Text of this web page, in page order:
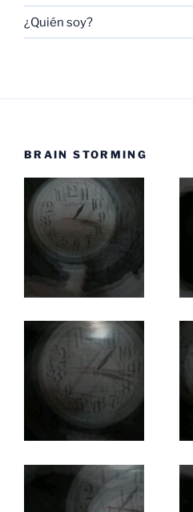
¿Quién soy?
BRAIN STORMING